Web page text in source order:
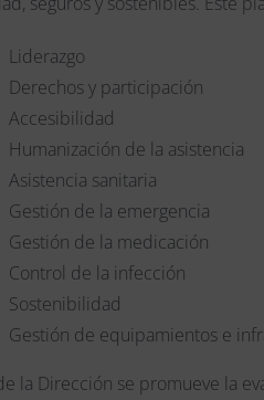
Liderazgo
Derechos y participación
Accesibilidad
Humanización de la asistencia
Asistencia sanitaria
Gestión de la emergencia
Gestión de la medicación
Control de la infección
Sostenibilidad
Gestión de equipamientos e
la Dirección se promueve la